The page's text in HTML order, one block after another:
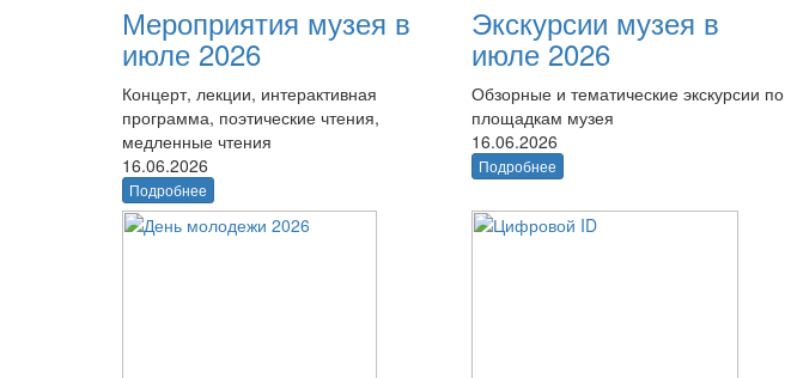
Мероприятия музея в
июле 2026
Концерт, лекции, интерактивная
программа, поэтические чтения,
медленные чтения
16.06.2026
Подробнее
Экскурсии музея в
июле 2026
Обзорные и тематические экскурсии по
площадкам музея
16.06.2026
Подробнее